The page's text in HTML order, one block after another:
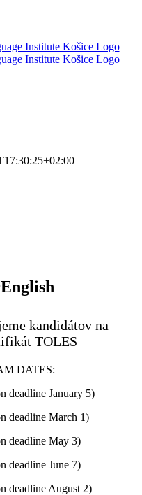
kandidátov na
TOLES
DATES:
deadline January 5)
deadline March 1)
deadline May 3)
deadline June 7)
deadline August 2)